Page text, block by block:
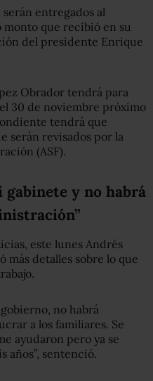
serán entregados al
que recibió en su
del presidente Enrique
Obrador tendrá para
30 de noviembre próximo
tendrá que
serán revisados por la
(ASF).
gabinete y no habrá
este lunes Andrés
más detalles sobre lo que
no habrá
a los familiares. Se
ayudaron pero ya se
años”, sentenció.